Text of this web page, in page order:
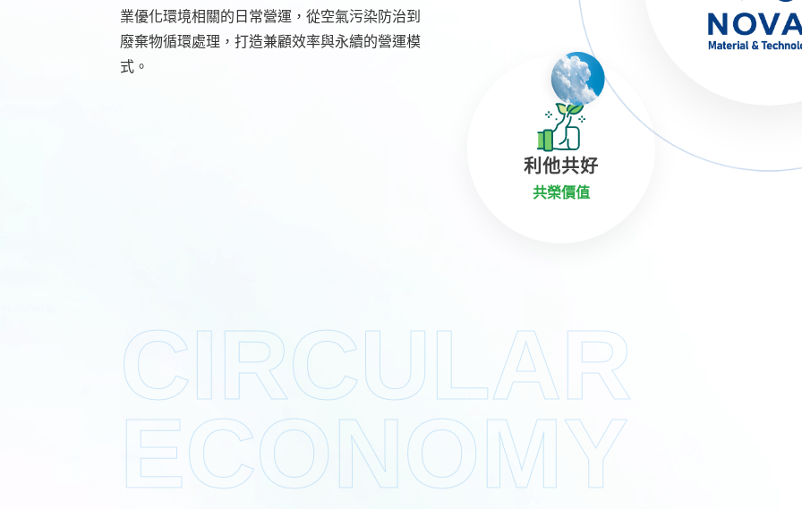
業優化環境相關的日常營運，從空氣污染防治到
廢棄物循環處理，打造兼顧效率與永續的營運模
式。
利他共好
共榮價值
CIRCULAR
ECONOMY